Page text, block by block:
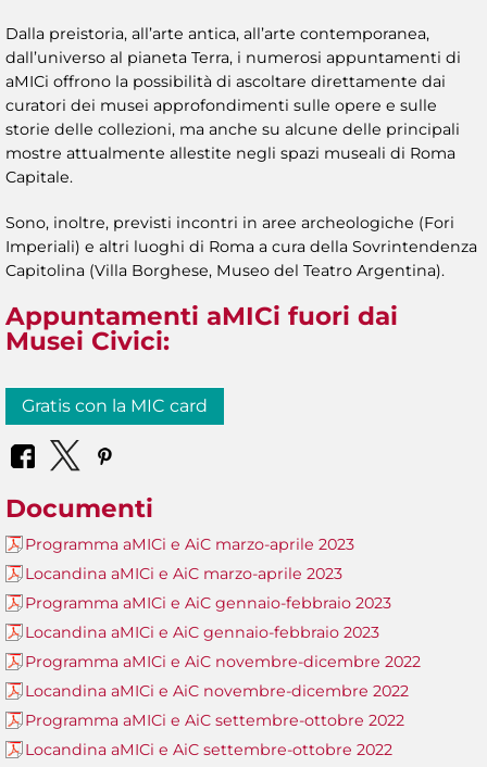
Dalla preistoria, all’arte antica, all’arte contemporanea,
dall’universo al pianeta Terra, i numerosi appuntamenti di
aMICi offrono la possibilità di ascoltare direttamente dai
curatori dei musei approfondimenti sulle opere e sulle
storie delle collezioni, ma anche su alcune delle principali
mostre attualmente allestite negli spazi museali di Roma
Capitale.
Sono, inoltre, previsti incontri in aree archeologiche (Fori
Imperiali) e altri luoghi di Roma a cura della Sovrintendenza
Capitolina (Villa Borghese, Museo del Teatro Argentina).
Appuntamenti aMICi fuori dai
Musei Civici:
Gratis con la MIC card
Documenti
Programma aMICi e AiC marzo-aprile 2023
Locandina aMICi e AiC marzo-aprile 2023
Programma aMICi e AiC gennaio-febbraio 2023
Locandina aMICi e AiC gennaio-febbraio 2023
Programma aMICi e AiC novembre-dicembre 2022
Locandina aMICi e AiC novembre-dicembre 2022
Programma aMICi e AiC settembre-ottobre 2022
Locandina aMICi e AiC settembre-ottobre 2022